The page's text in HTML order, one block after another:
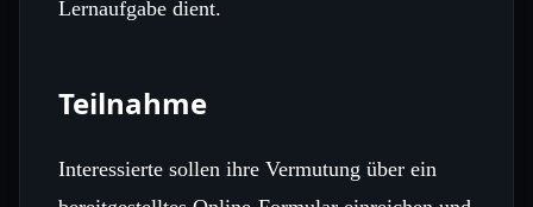
Lernaufgabe dient.
Teilnahme
Interessierte sollen ihre Vermutung über ein